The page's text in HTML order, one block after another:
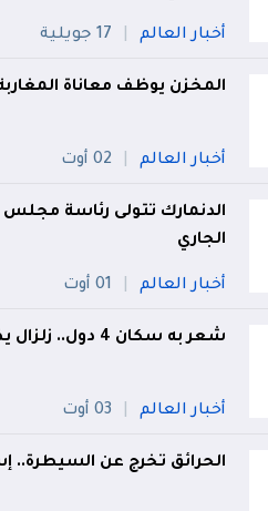
أخبار العالم 17 جويلية
المخزن يوظف معاناة
أخبار العالم 02 أوت
الدنمارك تتولى رئاسة مجلس
الجاري
أخبار العالم 01 أوت
شعر به سكان 4 دول.. زلزال يضرب مصر
أخبار العالم 03 أوت
الحرائق تخرج عن السيطرة..